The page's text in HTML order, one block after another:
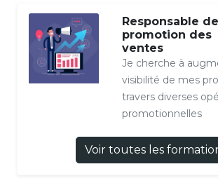
Responsable
promotion des
ventes
Je cherche à
visibilité de mes
travers diverses
promotionnelles
Voir toutes les